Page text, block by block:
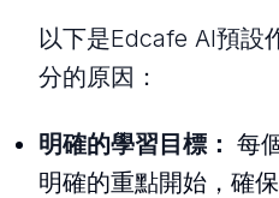
以下是Edcafe AI預設
分的原因：
明確的學習目標： 每
明確的重點開始，確